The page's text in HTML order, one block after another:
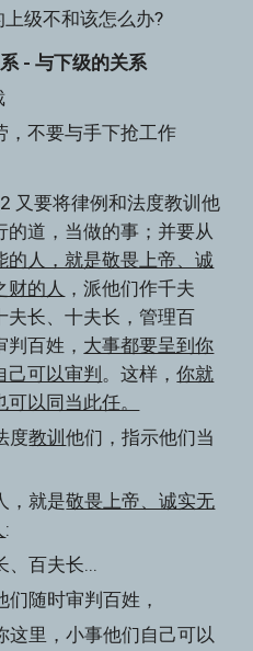
级不和该怎么办?
- 与下级的关系
，不要与手下抢工作
又要将律例和法度教训他
的道，当做的事；并要从
的人，就是敬畏上帝、诚
财的人 ，派他们作千夫
夫长、十夫长，管理百
百姓， 大事都要呈到你
己可以审判 。这样，你就
以同当此任。
度教训他们，指示他们当
，就是敬畏上帝、诚实无
:
、百夫长...
随时审判百姓，
这里，小事他们自己可以